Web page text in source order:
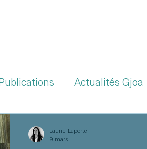
Publications Actualités Gjoa
Laurie Laporte
9 mars